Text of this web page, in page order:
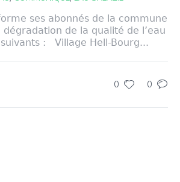
ses abonnés de la commune
dégradation de la qualité de l’eau
: Village Hell-Bourg...
0 0